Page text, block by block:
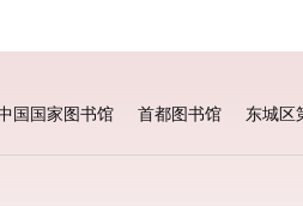
国国家图书馆 首都图书馆 东城区